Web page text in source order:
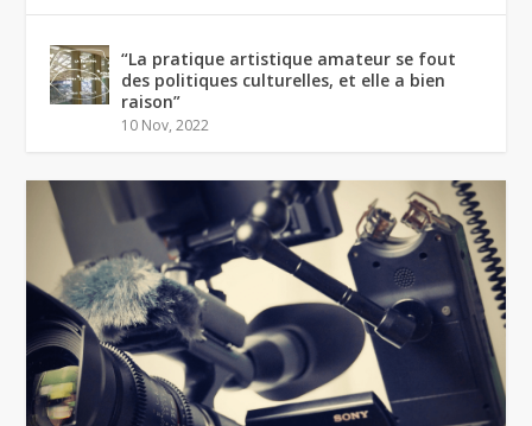
“La pratique artistique amateur se fout
des politiques culturelles, et elle a bien
raison”
10 Nov, 2022